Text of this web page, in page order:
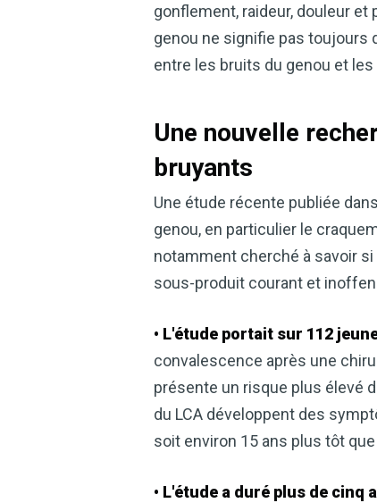
gonflement, raideur, douleur
genou ne signifie pas toujours
entre les bruits du genou et
Une nouvelle
bruyants
Une étude récente publiée
genou, en particulier le
notamment cherché à savoir
sous-produit courant et
• L'étude portait sur 112
convalescence après une
présente un risque plus élevé
du LCA développent des
soit environ 15 ans plus tôt
• L'étude a duré plus de cinq